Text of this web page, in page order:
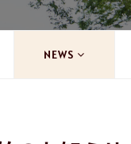
NEWS